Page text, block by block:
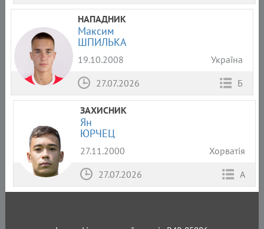
НАПАДНИК
Максим
ШПИЛЬКА
19.10.2008
Україна
27.07.2026
Б
ЗАХИСНИК
Ян
ЮРЧЕЦ
27.11.2000
Хорватія
27.07.2026
А